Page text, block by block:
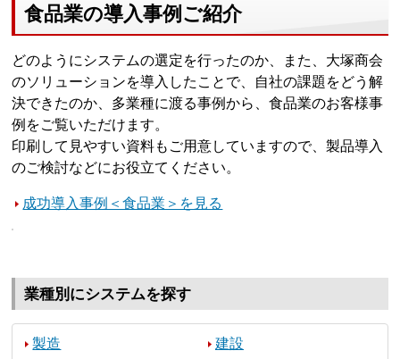
食品業の導入事例ご紹介
どのようにシステムの選定を行ったのか、また、大塚商会
のソリューションを導入したことで、自社の課題をどう解
決できたのか、多業種に渡る事例から、食品業のお客様事
例をご覧いただけます。
印刷して見やすい資料もご用意していますので、製品導入
のご検討などにお役立てください。
成功導入事例＜食品業＞を見る
業種別にシステムを探す
製造
建設